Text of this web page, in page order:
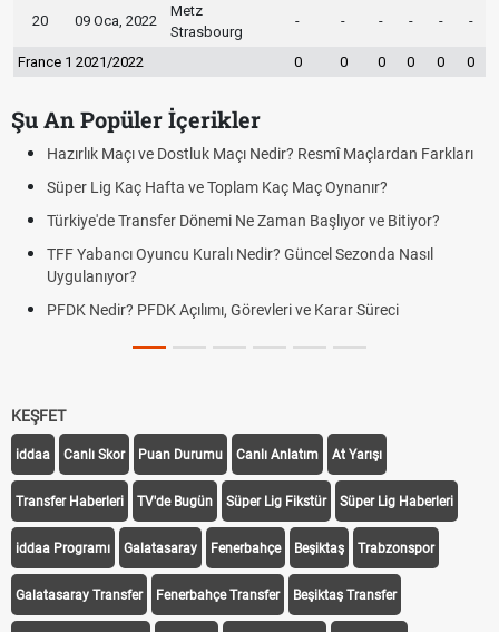
20 09 Oca, 2022
Metz
Strasbourg
- - - - - -
France 1 2021/2022 0 0 0 0 0 0
Şu An Popüler İçerikler
Hazırlık Maçı ve Dostluk Maçı Nedir? Resmî Maçlardan Farkları
Süper Lig Kaç Hafta ve Toplam Kaç Maç Oynanır?
Türkiye'de Transfer Dönemi Ne Zaman Başlıyor ve Bitiyor?
TFF Yabancı Oyuncu Kuralı Nedir? Güncel Sezonda Nasıl
Uygulanıyor?
PFDK Nedir? PFDK Açılımı, Görevleri ve Karar Süreci
KEŞFET
iddaa Canlı Skor Puan Durumu Canlı Anlatım At Yarışı
Transfer Haberleri TV'de Bugün Süper Lig Fikstür Süper Lig Haberleri
iddaa Programı Galatasaray Fenerbahçe Beşiktaş Trabzonspor
Galatasaray Transfer Fenerbahçe Transfer Beşiktaş Transfer